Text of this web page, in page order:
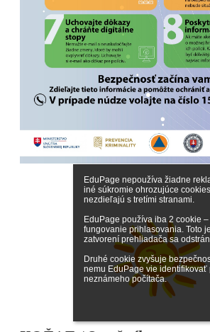
EduPage nepoužíva žiadne
iné súkromie ohrozujúce
nezdieľajú s tretími stranami.
EduPage používa iba 2 cookie
fungovanie prihlasovania. Toto
zatvorení prehliadača sa
Druhé cookie zvyšuje
nemu EduPage vie identifikovať
neznámeho počítača.